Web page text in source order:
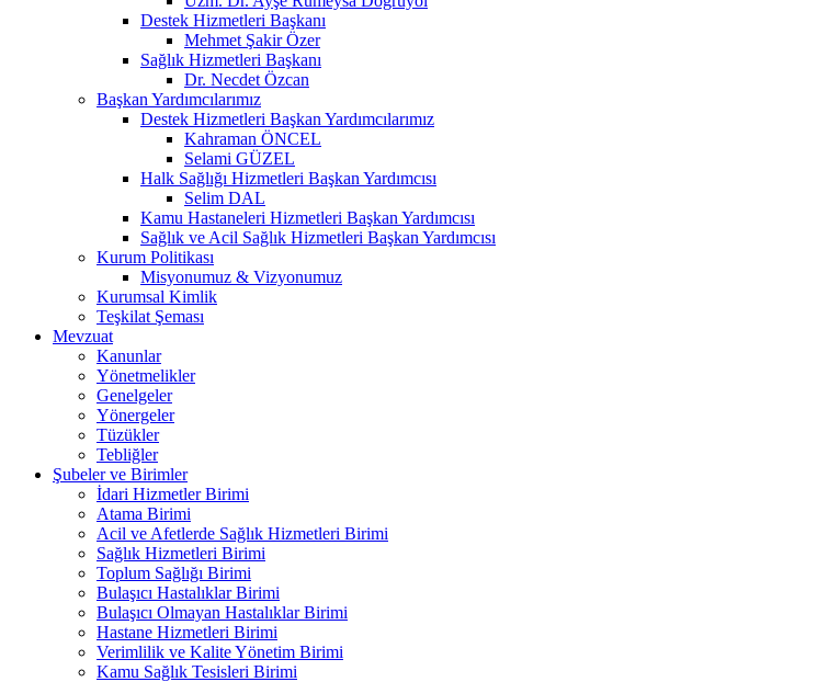
Destek Hizmetleri Başkanı
Mehmet Şakir Özer
Sağlık Hizmetleri Başkanı
Dr. Necdet Özcan
Başkan Yardımcılarımız
Destek Hizmetleri Başkan Yardımcılarımız
Kahraman ÖNCEL
Selami GÜZEL
Halk Sağlığı Hizmetleri Başkan Yardımcısı
Selim DAL
Kamu Hastaneleri Hizmetleri Başkan Yardımcısı
Sağlık ve Acil Sağlık Hizmetleri Başkan Yardımcısı
Kurum Politikası
Misyonumuz & Vizyonumuz
Kurumsal Kimlik
Teşkilat Şeması
Mevzuat
Kanunlar
Yönetmelikler
Genelgeler
Yönergeler
Tüzükler
Tebliğler
Şubeler ve Birimler
İdari Hizmetler Birimi
Atama Birimi
Acil ve Afetlerde Sağlık Hizmetleri Birimi
Sağlık Hizmetleri Birimi
Toplum Sağlığı Birimi
Bulaşıcı Hastalıklar Birimi
Bulaşıcı Olmayan Hastalıklar Birimi
Hastane Hizmetleri Birimi
Verimlilik ve Kalite Yönetim Birimi
Kamu Sağlık Tesisleri Birimi